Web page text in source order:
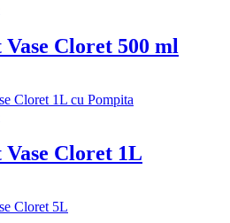
Vase Cloret 500 ml
Vase Cloret 1L